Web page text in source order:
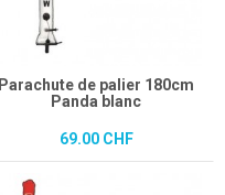
Parachute de palier 180cm
Panda blanc
69.00 CHF